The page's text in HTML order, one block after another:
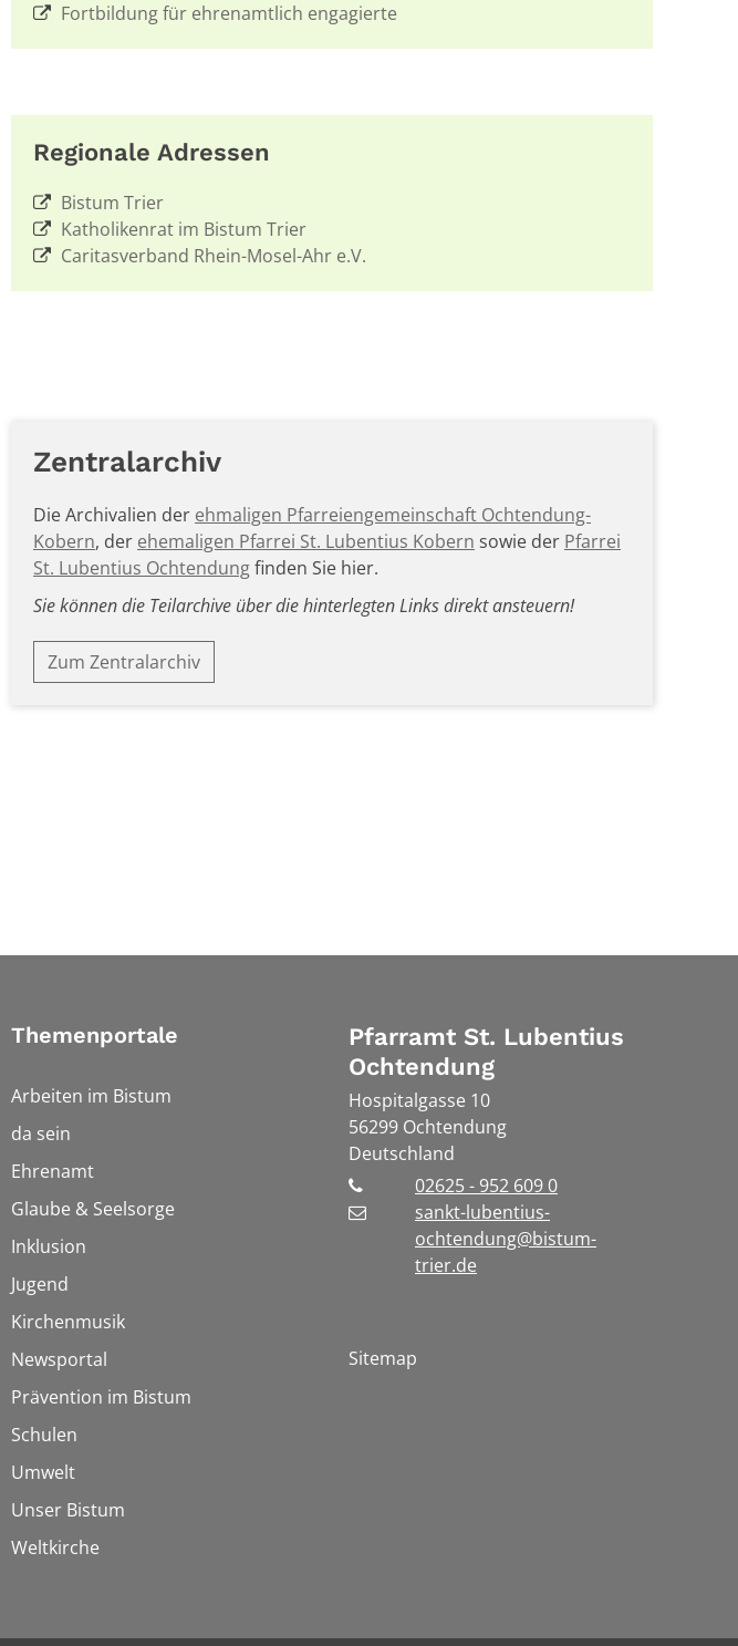
Fortbildung für ehrenamtlich engagierte
Regionale Adressen
Bistum Trier
Katholikenrat im Bistum Trier
Caritasverband Rhein-Mosel-Ahr e.V.
Zentralarchiv
Die Archivalien der ehmaligen Pfarreiengemeinschaft Ochtendung-
Kobern, der ehemaligen Pfarrei St. Lubentius Kobern sowie der Pfarrei
St. Lubentius Ochtendungfinden Sie hier.
Sie können die Teilarchive über die hinterlegten Links direkt ansteuern!
Zum Zentralarchiv
Themenportale
Arbeiten im Bistum
da sein
Ehrenamt
Glaube & Seelsorge
Inklusion
Jugend
Kirchenmusik
Newsportal
Prävention im Bistum
Schulen
Umwelt
Unser Bistum
Weltkirche
Pfarramt St. Lubentius
Ochtendung
Hospitalgasse 10
56299 Ochtendung
Deutschland
02625 - 952 609 0
sankt-lubentius-
ochtendung@bistum-
trier.de
Sitemap